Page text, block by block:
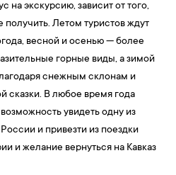
на экскурсию, зависит от того,
получить. Летом туристов ждут
весной и осенью — более
горные виды, а зимой
снежным склонам и
сказки. В любое время года
увидеть одну из
и привезти из поездки
и желание вернуться на Кавказ